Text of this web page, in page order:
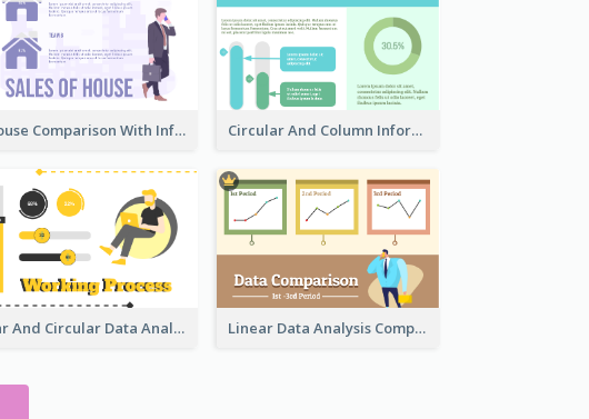
House Comparison With Information Circular And Column Information
Bar And Circular Data Analysis Linear Data Analysis Comparison